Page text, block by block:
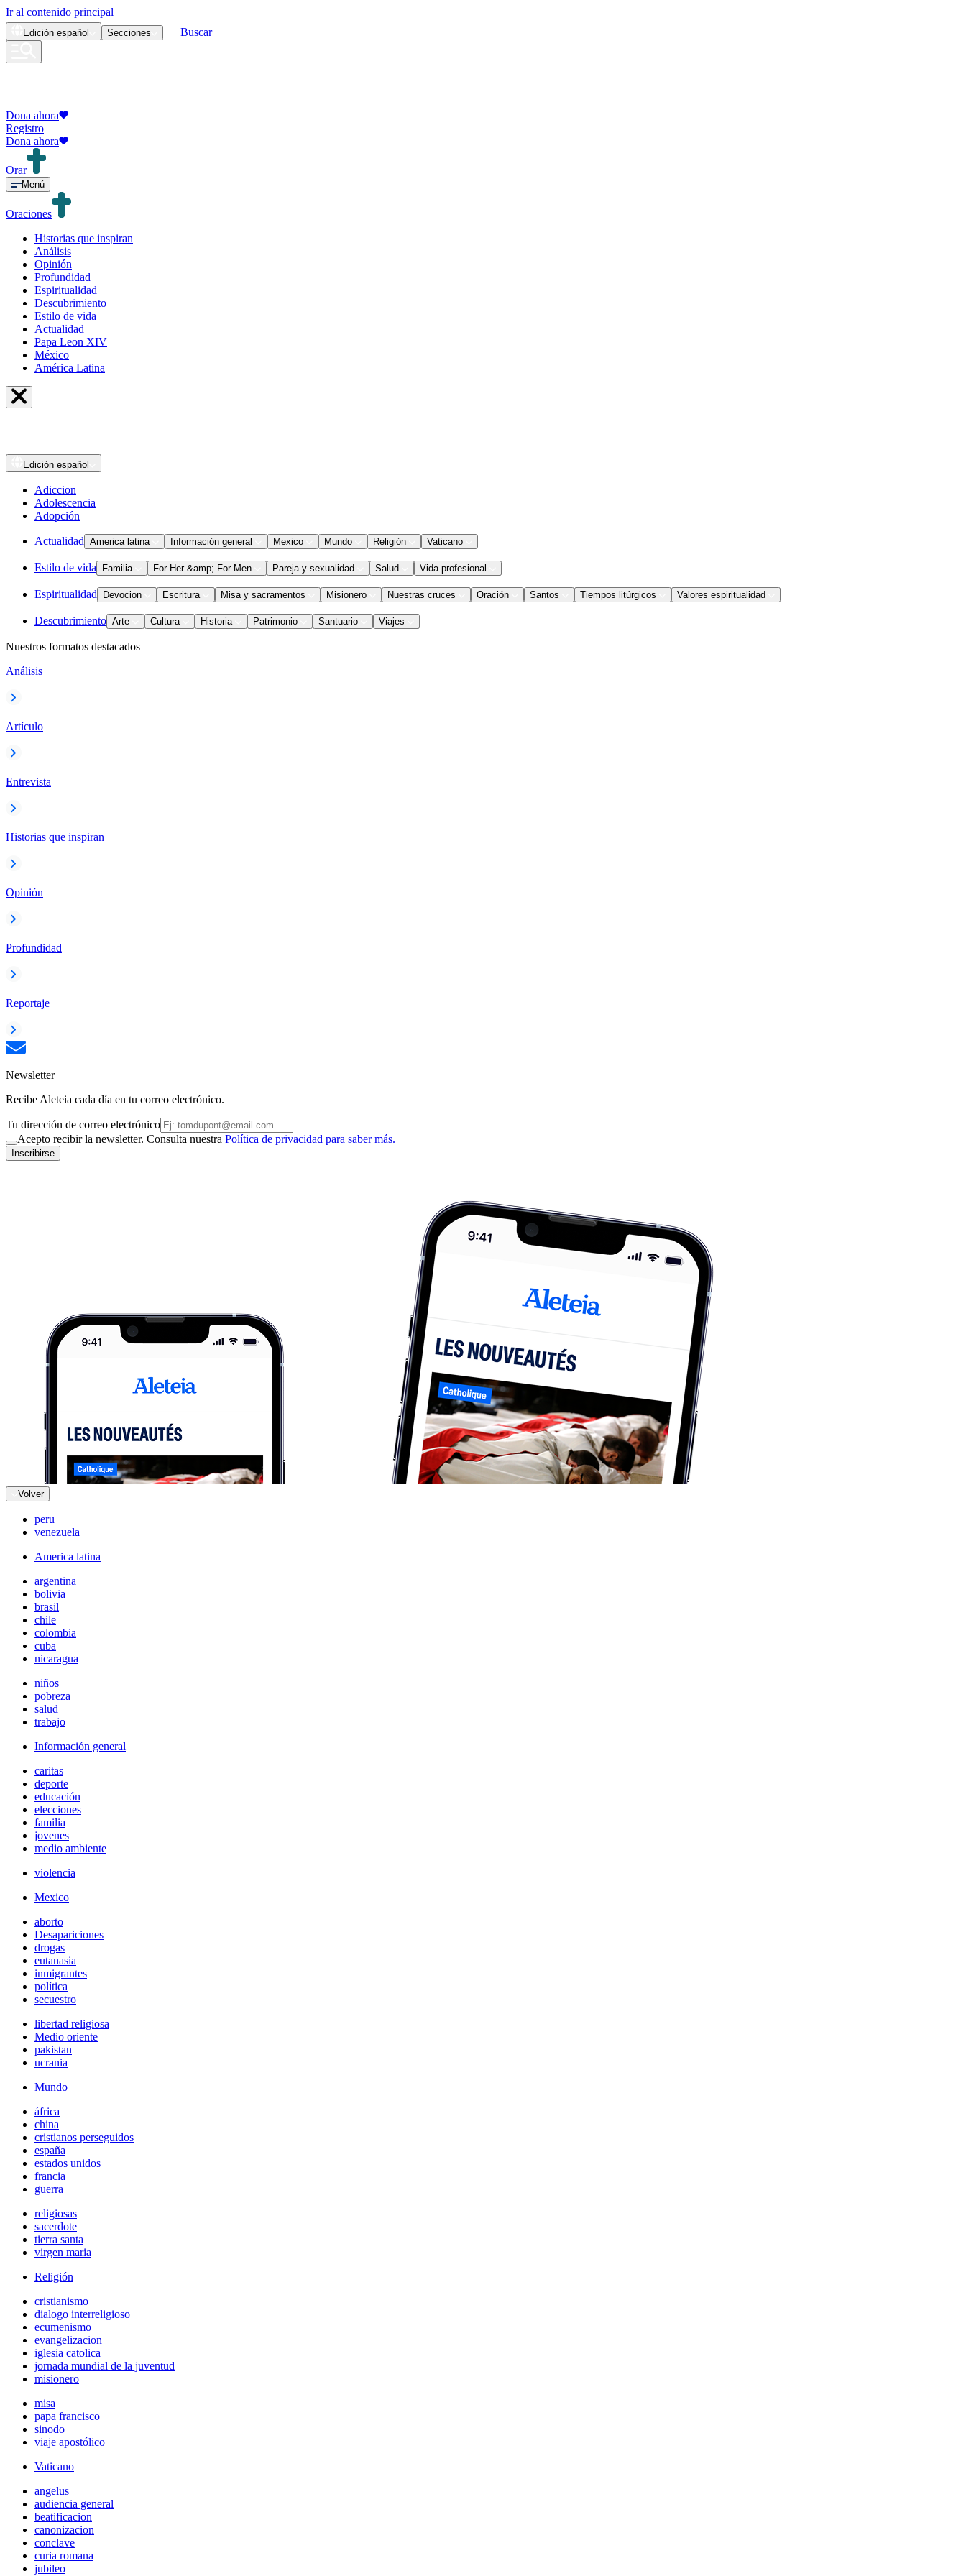
Ir al contenido principal
Edición español Secciones Buscar
Dona ahora
Registro
Dona ahora
Orar
Menú
Oraciones
Historias que inspiran
Análisis
Opinión
Profundidad
Espiritualidad
Descubrimiento
Estilo de vida
Actualidad
Papa Leon XIV
México
América Latina
Edición español
Adiccion
Adolescencia
Adopción
Actualidad America latina Información general Mexico Mundo Religión Vaticano
Estilo de vida Familia For Her &amp; For Men Pareja y sexualidad Salud Vida profesional
Espiritualidad Devocion Escritura Misa y sacramentos Misionero Nuestras cruces Oración Santos Tiempos litúrgicos Valores espiritualidad
Descubrimiento Arte Cultura Historia Patrimonio Santuario Viajes
Nuestros formatos destacados
Análisis
Artículo
Entrevista
Historias que inspiran
Opinión
Profundidad
Reportaje
Newsletter
Recibe Aleteia cada día en tu correo electrónico.
Tu dirección de correo electrónico
Acepto recibir la newsletter. Consulta nuestra Política de privacidad para saber más.
Inscribirse
Volver
peru
venezuela
America latina
argentina
bolivia
brasil
chile
colombia
cuba
nicaragua
niños
pobreza
salud
trabajo
Información general
caritas
deporte
educación
elecciones
familia
jovenes
medio ambiente
violencia
Mexico
aborto
Desapariciones
drogas
eutanasia
inmigrantes
política
secuestro
libertad religiosa
Medio oriente
pakistan
ucrania
Mundo
áfrica
china
cristianos perseguidos
españa
estados unidos
francia
guerra
religiosas
sacerdote
tierra santa
virgen maria
Religión
cristianismo
dialogo interreligioso
ecumenismo
evangelizacion
iglesia catolica
jornada mundial de la juventud
misionero
misa
papa francisco
sinodo
viaje apostólico
Vaticano
angelus
audiencia general
beatificacion
canonizacion
conclave
curia romana
jubileo